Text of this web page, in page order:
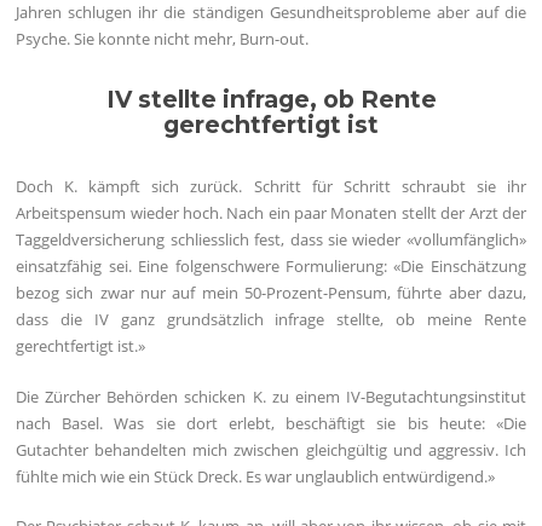
Jahren schlugen ihr die ständigen Gesundheitsprobleme aber auf die
Psyche. Sie konnte nicht mehr, Burn-out.
IV stellte infrage, ob Rente
gerechtfertigt ist
Doch K. kämpft sich zurück. Schritt für Schritt schraubt sie ihr
Arbeitspensum wieder hoch. Nach ein paar Monaten stellt der Arzt der
Taggeldversicherung schliesslich fest, dass sie wieder «vollumfänglich»
einsatzfähig sei. Eine folgenschwere Formulierung: «Die Einschätzung
bezog sich zwar nur auf mein 50-Prozent-Pensum, führte aber dazu,
dass die IV ganz grundsätzlich infrage stellte, ob meine Rente
gerechtfertigt ist.»
Die Zürcher Behörden schicken K. zu einem IV-Begutachtungsinstitut
nach Basel. Was sie dort erlebt, beschäftigt sie bis heute: «Die
Gutachter behandelten mich zwischen gleichgültig und aggressiv. Ich
fühlte mich wie ein Stück Dreck. Es war unglaublich entwürdigend.»